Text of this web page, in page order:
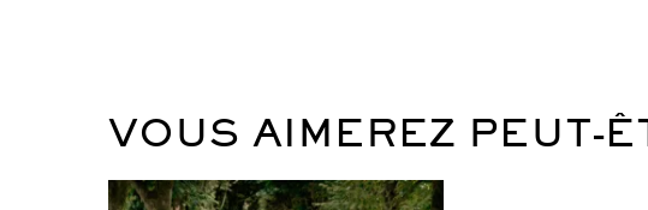
VOUS AIMEREZ PEUT-